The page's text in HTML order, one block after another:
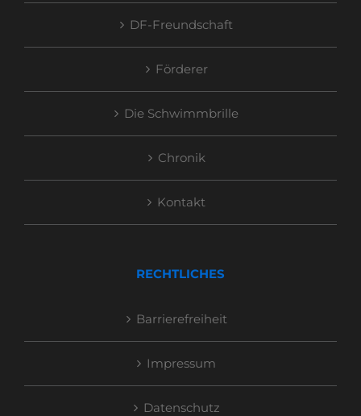
DF-Freundschaft
Förderer
Die Schwimmbrille
Chronik
Kontakt
RECHTLICHES
Barrierefreiheit
Impressum
Datenschutz